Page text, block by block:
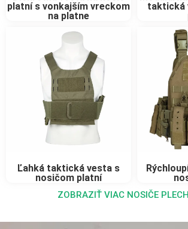
platní s vonkajším vreckom
na platne
taktická
Ľahká taktická vesta s
nosičom platní
ZOBRAZIŤ VIAC NOSIČE